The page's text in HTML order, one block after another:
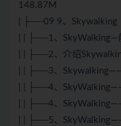
148.87M
| ├──09 9、Skywalking
| | ├──1、SkyWalking—
| | ├──2、介绍
| | ├──3、
| | ├──4、
| | ├──4、
| | ├──5、